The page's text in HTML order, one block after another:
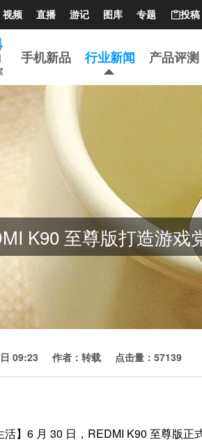
视频 直播 游记 图库 专题 投稿
手机新品 行业新闻 产品评测
K90 至尊版打造游戏
09:23 作者：转载 点击量：57139
活】6 月 30 日，REDMI K90 至尊版